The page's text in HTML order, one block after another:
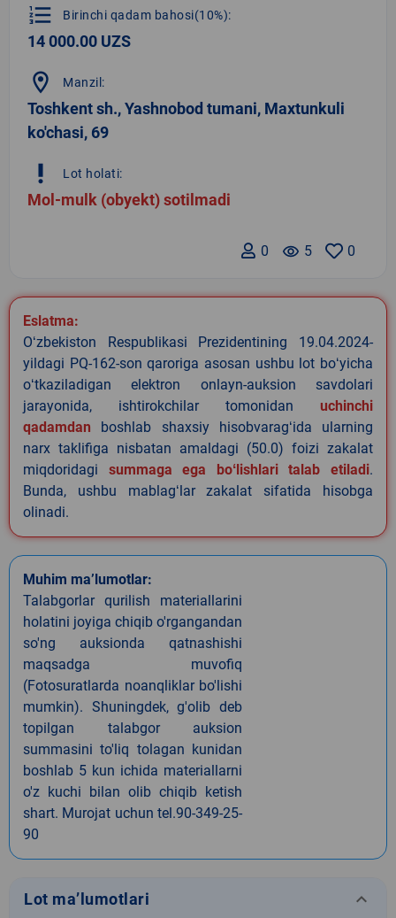
format_list_numbered Birinchi qadam bahosi(10%):
14 000.00 UZS
location_on Manzil:
Toshkent sh., Yashnobod tumani, Maxtunkuli
ko'chasi, 69
priority_high Lot holati:
Mol-mulk (obyekt) sotilmadi
0
remove_red_eye 5
0
Eslatma:
Oʻzbekiston Respublikasi Prezidentining 19.04.2024-
yildagi PQ-162-son qaroriga asosan ushbu lot boʻyicha
oʻtkaziladigan elektron onlayn-auksion savdolari
jarayonida, ishtirokchilar tomonidan uchinchi
qadamdan boshlab shaxsiy hisobvaragʻida ularning
narx taklifiga nisbatan amaldagi (50.0) foizi zakalat
miqdoridagi summaga ega boʻlishlari talab etiladi.
Bunda, ushbu mablagʻlar zakalat sifatida hisobga
olinadi.
Muhim ma’lumotlar:
Talabgorlar qurilish materiallarini
holatini joyiga chiqib o'rgangandan
so'ng auksionda qatnashishi
maqsadga muvofiq
(Fotosuratlarda noanqliklar bo'lishi
mumkin). Shuningdek, g'olib deb
topilgan talabgor auksion
summasini to'liq tolagan kunidan
boshlab 5 kun ichida materiallarni
o'z kuchi bilan olib chiqib ketish
shart. Murojat uchun tel.90-349-25-
90
Lot ma’lumotlari keyboard_arrow_down